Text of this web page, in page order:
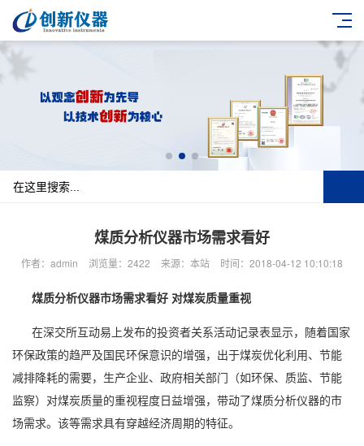
煤质分析仪器市场需求看好
作者：admin 浏览量：2422 来源：本站 时间：2018-04-12 10:10:18
煤质分析仪器市场需求看好 对煤炭质量重视
在深交所互动易上发布的投资者关系活动记录表显示，随着国家
环保政策的趋严及国民环保意识的增强，出于煤炭优化利用、节能
减排降耗的需要，生产企业、政府相关部门（如环保、质监、节能
监察）对煤炭质量的重视程度日益增强，带动了煤质分析仪器的市
场需求。该等需求具有穿越经济周期的特征。